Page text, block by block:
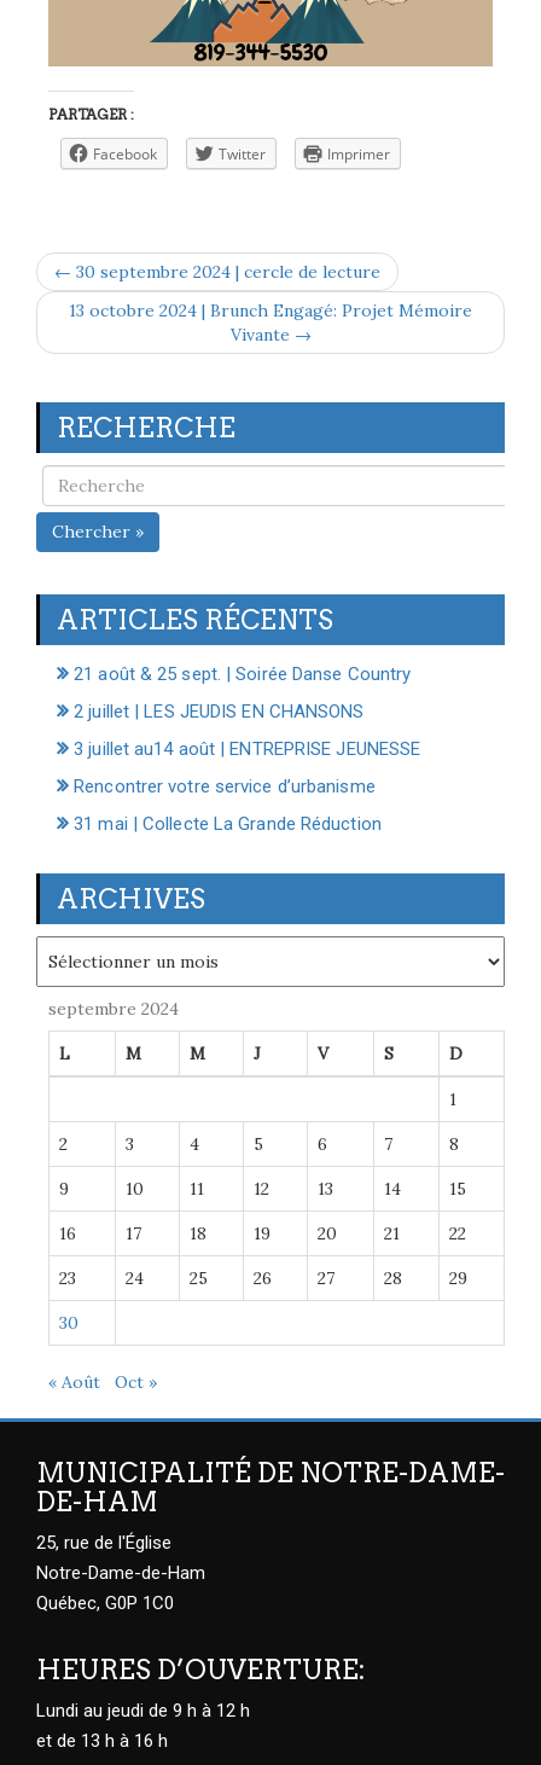
PARTAGER :
Facebook Twitter Imprimer
← 30 septembre 2024 | cercle de lecture
13 octobre 2024 | Brunch Engagé: Projet Mémoire
Vivante →
RECHERCHE
Chercher »
ARTICLES RÉCENTS
21 août & 25 sept. | Soirée Danse Country
2 juillet | LES JEUDIS EN CHANSONS
3 juillet au14 août | ENTREPRISE JEUNESSE
Rencontrer votre service d’urbanisme
31 mai | Collecte La Grande Réduction
ARCHIVES
septembre 2024
L M M J V S D
1
2 3 4 5 6 7 8
9 10 11 12 13 14 15
16 17 18 19 20 21 22
23 24 25 26 27 28 29
30
« Août Oct »
MUNICIPALITÉ DE NOTRE-DAME-
DE-HAM
25, rue de l'Église
Notre-Dame-de-Ham
Québec, G0P 1C0
HEURES D’OUVERTURE:
Lundi au jeudi de 9 h à 12 h
et de 13 h à 16 h